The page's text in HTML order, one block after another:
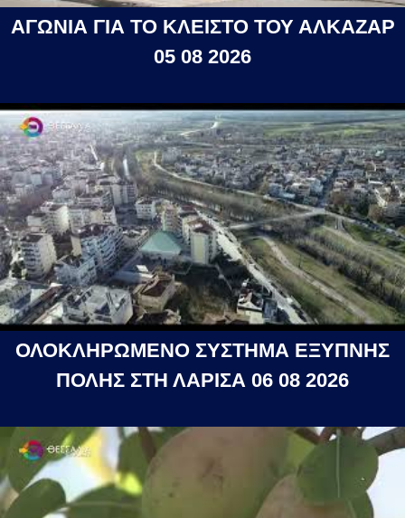
ΑΓΩΝΙΑ ΓΙΑ ΤΟ ΚΛΕΙΣΤΟ ΤΟΥ ΑΛΚΑΖΑΡ
05 08 2026
ΟΛΟΚΛΗΡΩΜΕΝΟ ΣΥΣΤΗΜΑ ΕΞΥΠΝΗΣ
ΠΟΛΗΣ ΣΤΗ ΛΑΡΙΣΑ 06 08 2026